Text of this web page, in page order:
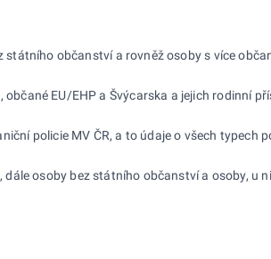
občanství a rovněž osoby s více
EU/EHP a Švýcarska a jejich rodinní
policie MV ČR, a to údaje o všech typech
dále osoby bez státního občanství a osoby, u